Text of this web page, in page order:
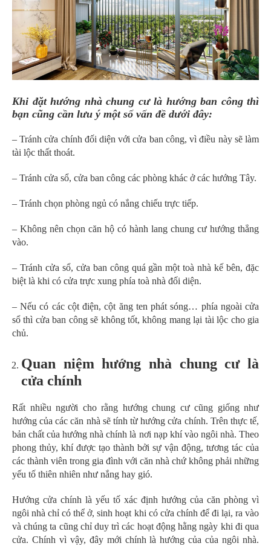
Khi đặt hướng nhà chung cư là hướng ban công thì
bạn cũng cần lưu ý một số vấn đề dưới đây:
– Tránh cửa chính đối diện với cửa ban công, vì điều này sẽ làm
tài lộc thất thoát.
– Tránh cửa sổ, cửa ban công các phòng khác ở các hướng Tây.
– Tránh chọn phòng ngủ có nắng chiếu trực tiếp.
– Không nên chọn căn hộ có hành lang chung cư hướng thẳng
vào.
– Tránh cửa sổ, cửa ban công quá gần một toà nhà kế bên, đặc
biệt là khi có cửa trực xung phía toà nhà đối diện.
– Nếu có các cột điện, cột ăng ten phát sóng… phía ngoài cửa
sổ thì cửa ban công sẽ không tốt, không mang lại tài lộc cho gia
chủ.
Quan niệm hướng nhà chung cư là
cửa chính
Rất nhiều người cho rằng hướng chung cư cũng giống như
hướng của các căn nhà sẽ tính từ hướng cửa chính. Trên thực tế,
bản chất của hướng nhà chính là nơi nạp khí vào ngôi nhà. Theo
phong thủy, khí được tạo thành bởi sự vận động, tương tác của
các thành viên trong gia đình với căn nhà chứ không phải những
yếu tố thiên nhiên như nắng hay gió.
Hướng cửa chính là yếu tố xác định hướng của căn phòng vì
ngôi nhà chỉ có thể ở, sinh hoạt khi có cửa chính để đi lại, ra vào
và chúng ta cũng chỉ duy trì các hoạt động hằng ngày khi đi qua
cửa. Chính vì vậy, đây mới chính là hướng của của ngôi nhà.